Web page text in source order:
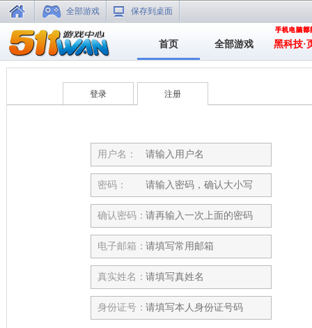
全部游戏 保存到桌面
首页 全部游戏 黑科技·
登录 注册
用户名：
密码：
确认密码：
电子邮箱：
真实姓名：
身份证号：